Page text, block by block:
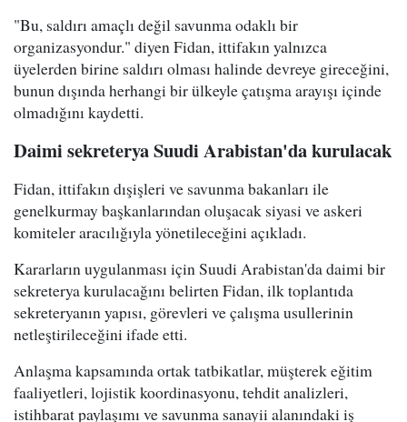
"Bu, saldırı amaçlı değil savunma odaklı bir
organizasyondur." diyen Fidan, ittifakın yalnızca
üyelerden birine saldırı olması halinde devreye gireceğini,
bunun dışında herhangi bir ülkeyle çatışma arayışı içinde
olmadığını kaydetti.
Daimi sekreterya Suudi Arabistan'da kurulacak
Fidan, ittifakın dışişleri ve savunma bakanları ile
genelkurmay başkanlarından oluşacak siyasi ve askeri
komiteler aracılığıyla yönetileceğini açıkladı.
Kararların uygulanması için Suudi Arabistan'da daimi bir
sekreterya kurulacağını belirten Fidan, ilk toplantıda
sekreteryanın yapısı, görevleri ve çalışma usullerinin
netleştirileceğini ifade etti.
Anlaşma kapsamında ortak tatbikatlar, müşterek eğitim
faaliyetleri, lojistik koordinasyonu, tehdit analizleri,
istihbarat paylaşımı ve savunma sanayii alanındaki iş